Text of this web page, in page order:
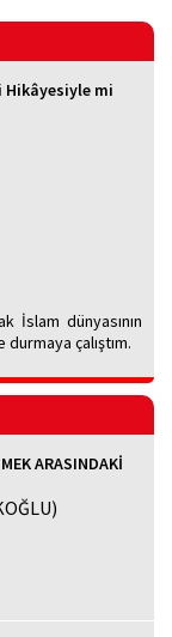
Hikâyesiyle mi
İslam dünyasının
çalıştım.
ARASINDAKİ